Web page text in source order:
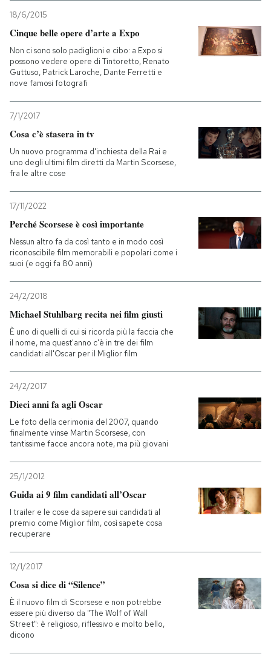
18/6/2015
Cinque belle opere d’arte a Expo
Non ci sono solo padiglioni e cibo: a Expo si
possono vedere opere di Tintoretto, Renato
Guttuso, Patrick Laroche, Dante Ferretti e
nove famosi fotografi
7/1/2017
Cosa c’è stasera in tv
Un nuovo programma d'inchiesta della Rai e
uno degli ultimi film diretti da Martin Scorsese,
fra le altre cose
17/11/2022
Perché Scorsese è così importante
Nessun altro fa da così tanto e in modo così
riconoscibile film memorabili e popolari come i
suoi (e oggi fa 80 anni)
24/2/2018
Michael Stuhlbarg recita nei film giusti
È uno di quelli di cui si ricorda più la faccia che
il nome, ma quest'anno c'è in tre dei film
candidati all'Oscar per il Miglior film
24/2/2017
Dieci anni fa agli Oscar
Le foto della cerimonia del 2007, quando
finalmente vinse Martin Scorsese, con
tantissime facce ancora note, ma più giovani
25/1/2012
Guida ai 9 film candidati all’Oscar
I trailer e le cose da sapere sui candidati al
premio come Miglior film, così sapete cosa
recuperare
12/1/2017
Cosa si dice di “Silence”
È il nuovo film di Scorsese e non potrebbe
essere più diverso da "The Wolf of Wall
Street": è religioso, riflessivo e molto bello,
dicono